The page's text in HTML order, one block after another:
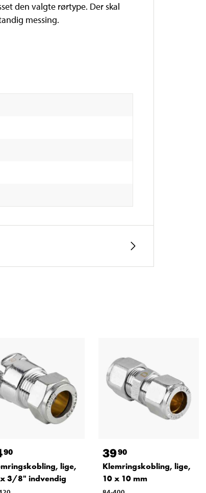
den valgte rørtype. Der skal
messing.
90
lige,
3/8" indvendig
3990
Klemringskobling, lige,
10 x 10 mm